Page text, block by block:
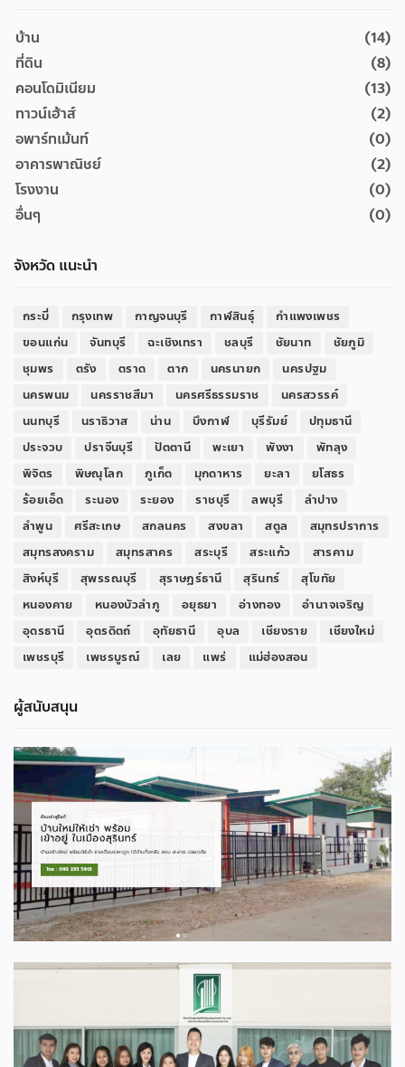
บ้าน
(14)
ที่ดิน
(8)
คอนโดมิเนียม
(13)
ทาวน์เฮ้าส์
(2)
อพาร์ทเม้นท์
(0)
อาคารพาณิชย์
(2)
โรงงาน
(0)
อื่นๆ
(0)
จังหวัด แนะนำ
กระบี่ กรุงเทพ กาญจนบุรี กาฬสินธุ์
กำแพงเพชร
ขอนแก่น
จันทบุรี ฉะเชิงเทรา ชลบุรี ชัยนาท
ชัยภูมิ
ชุมพร
ตรัง ตราด ตาก นครนายก
นครปฐม
นครพนม
นครราชสีมา นครศรีธรรมราช
นครสวรรค์
นนทบุรี
นราธิวาส น่าน บึงกาฬ บุรีรัมย์
ปทุมธานี
ประจวบ
ปราจีนบุรี ปัตตานี พะเยา พังงา
พัทลุง
พิจิตร
พิษณุโลก ภูเก็ต มุกดาหาร ยะลา
ยโสธร
ร้อยเอ็ด
ระนอง ระยอง ราชบุรี ลพบุรี
ลำปาง
ลำพูน
ศรีสะเกษ สกลนคร สงขลา สตูล
สมุทรปราการ
สมุทรสงคราม
สมุทรสาคร สระบุรี สระแก้ว
สารคาม
สิงห์บุรี
สุพรรณบุรี สุราษฎร์ธานี สุรินทร์
สุโขทัย
หนองคาย
หนองบัวลำภู อยุธยา อ่างทอง
อำนาจเจริญ
อุดรธานี
อุตรดิตถ์ อุทัยธานี อุบล เชียงราย
เชียงใหม่
เพชรบุรี
เพชรบูรณ์ เลย แพร่ แม่ฮ่องสอน
ผู้สนับสนุน